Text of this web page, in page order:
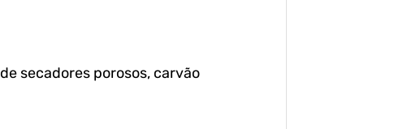
secadores porosos, carvão